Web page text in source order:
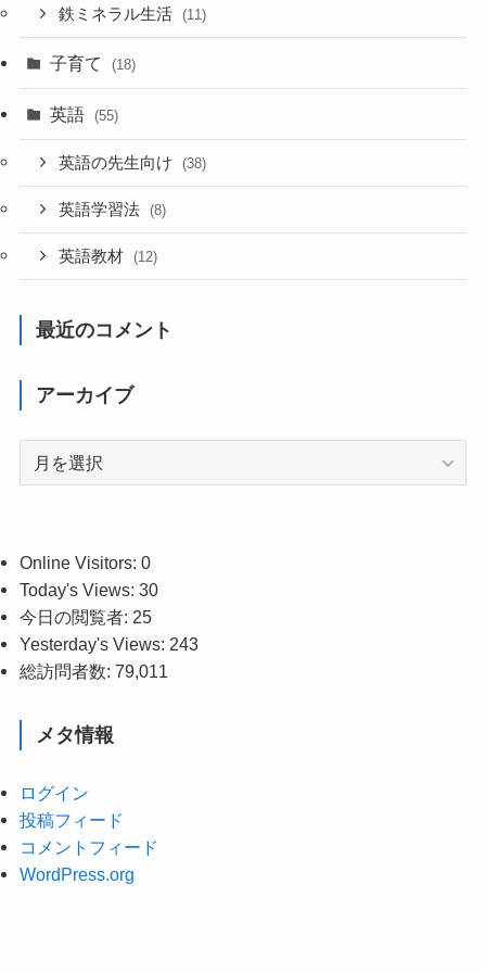
鉄ミネラル生活 (11)
子育て (18)
英語 (55)
英語の先生向け (38)
英語学習法 (8)
英語教材 (12)
最近のコメント
アーカイブ
ブ
Online Visitors: 0
Today's Views: 30
今日の閲覧者: 25
Yesterday's Views: 243
総訪問者数: 79,011
メタ情報
ログイン
投稿フィード
コメントフィード
WordPress.org